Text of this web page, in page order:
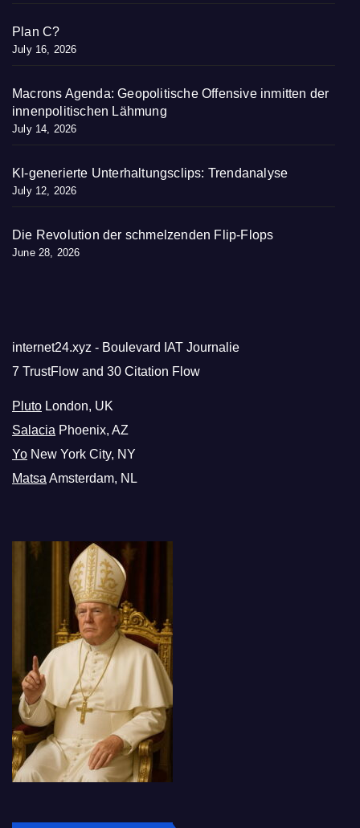
Plan C?
July 16, 2026
Macrons Agenda: Geopolitische Offensive inmitten der
innenpolitischen Lähmung
July 14, 2026
KI-generierte Unterhaltungsclips: Trendanalyse
July 12, 2026
Die Revolution der schmelzenden Flip-Flops
June 28, 2026
internet24.xyz - Boulevard IAT Journalie
7 TrustFlow and 30 Citation Flow
Pluto London, UK
Salacia Phoenix, AZ
Yo New York City, NY
Matsa Amsterdam, NL